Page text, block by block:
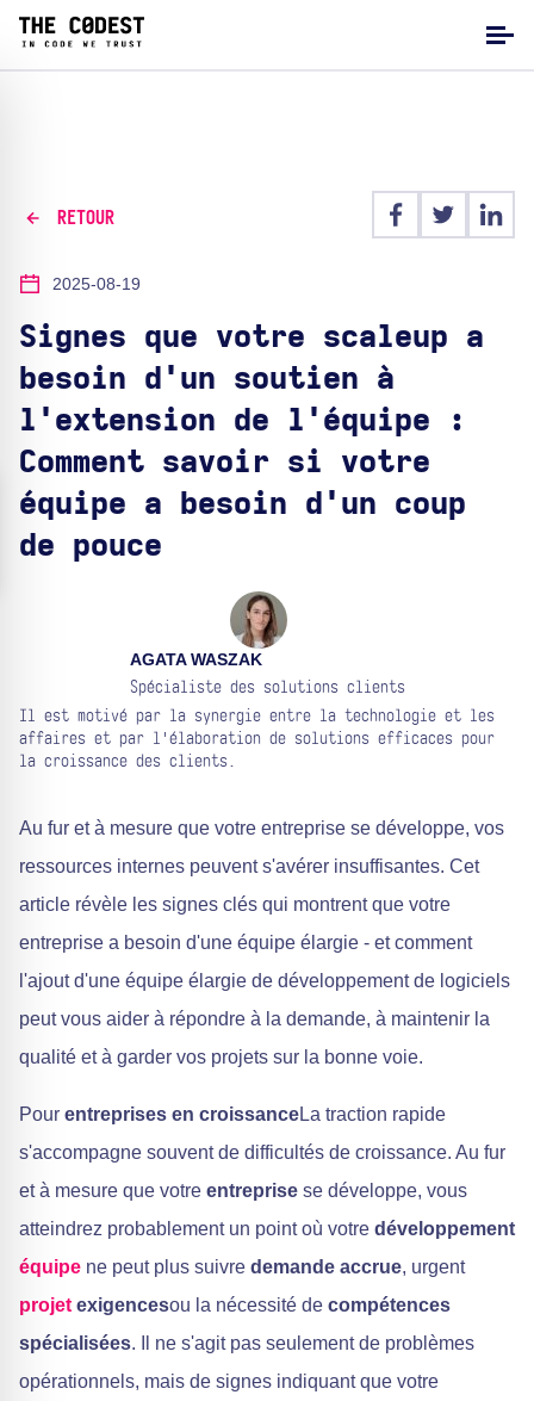
RETOUR
2025-08-19
Signes que votre scaleup a
besoin d'un soutien à
l'extension de l'équipe :
Comment savoir si votre
équipe a besoin d'un coup
de pouce
AGATA WASZAK
Spécialiste des solutions clients
Il est motivé par la synergie entre la technologie et les
affaires et par l'élaboration de solutions efficaces pour
la croissance des clients.
Au fur et à mesure que votre entreprise se développe, vos
ressources internes peuvent s'avérer insuffisantes. Cet
article révèle les signes clés qui montrent que votre
entreprise a besoin d'une équipe élargie - et comment
l'ajout d'une équipe élargie de développement de logiciels
peut vous aider à répondre à la demande, à maintenir la
qualité et à garder vos projets sur la bonne voie.
Pour entreprises en croissanceLa traction rapide
s'accompagne souvent de difficultés de croissance. Au fur
et à mesure que votre entreprise se développe, vous
atteindrez probablement un point où votre développement
équipe ne peut plus suivre demande accrue, urgent
projet exigencesou la nécessité de compétences
spécialisées. Il ne s'agit pas seulement de problèmes
opérationnels, mais de signes indiquant que votre